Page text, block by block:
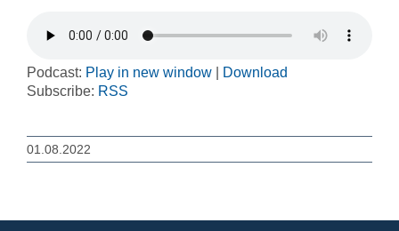
Podcast: Play in new window
Download
Subscribe: RSS
01.08.2022